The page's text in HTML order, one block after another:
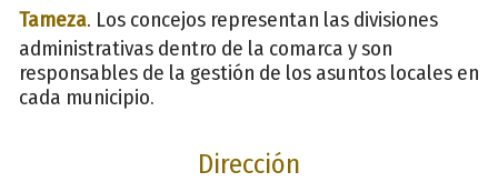
Tameza. Los concejos representan las divisiones
administrativas dentro de la comarca y son
responsables de la gestión de los asuntos locales en
cada municipio.
Dirección